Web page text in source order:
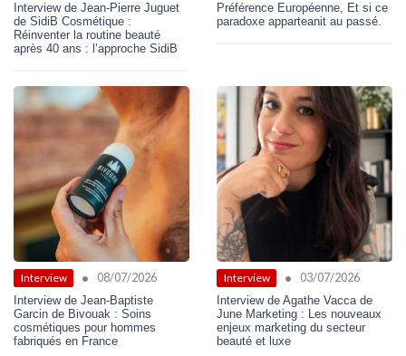
Interview de Jean-Pierre Juguet
de SidiB Cosmétique :
Réinventer la routine beauté
après 40 ans : l’approche SidiB
Préférence Européenne, Et si ce
paradoxe apparteanit au passé.
Interview • 08/07/2026
Interview de Jean-Baptiste
Garcin de Bivouak : Soins
cosmétiques pour hommes
fabriqués en France
Interview • 03/07/2026
Interview de Agathe Vacca de
June Marketing : Les nouveaux
enjeux marketing du secteur
beauté et luxe